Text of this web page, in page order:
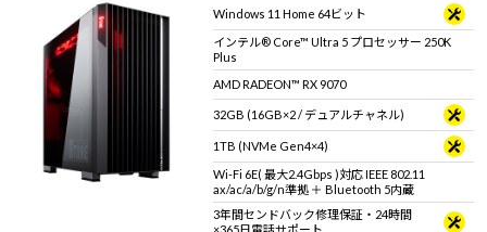
Windows 11 Home 64ビット
インテル® Core™ Ultra 5 プロセッサー 250K
Plus
AMD RADEON™ RX 9070
32GB (16GB×2 / デュアルチャネル)
1TB (NVMe Gen4×4)
Wi-Fi 6E( 最大2.4Gbps )対応 IEEE 802.11
ax/ac/a/b/g/n準拠 ＋ Bluetooth 5内蔵
3年間センドバック修理保証・24時間